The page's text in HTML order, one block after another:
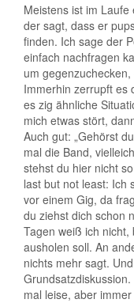
Meistens ist im
der sagt, dass er
finden. Ich sage der
einfach nachfragen
um
Immerhin zerrupft es
es zig ähnliche
mich etwas stört,
Auch gut: „Gehörst
mal die Band,
stehst du hier nicht
last but not least: Ich
vor einem Gig, da
du ziehst dich schon
Tagen weiß ich nicht,
ausholen soll. An
nichts mehr sagt.
mal leise, aber immer